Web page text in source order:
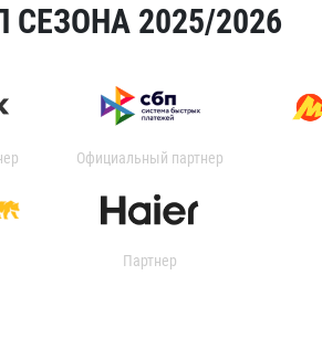
2025/2026
Официальный партнер
Партнер